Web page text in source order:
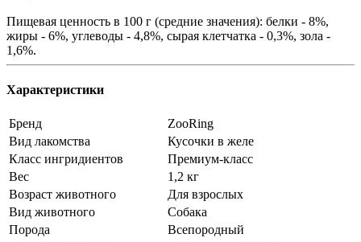
Пищевая ценность в 100 г (средние значения): белки - 8%,
жиры - 6%, углеводы - 4,8%, сырая клетчатка - 0,3%, зола -
1,6%.
Характеристики
Бренд
ZooRing
Вид лакомства
Кусочки в желе
Класс ингридиентов
Премиум-класс
Вес
1,2 кг
Возраст животного
Для взрослых
Вид животного
Собака
Порода
Всепородный